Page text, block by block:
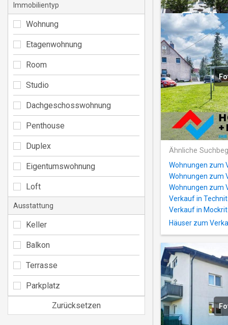
Ähnliche
Wohnungen zum
Wohnungen zum
Wohnungen zum
Verkauf in
Verkauf in
Häuser zum
Immobilientyp
Wohnung
Etagenwohnung
Room
Studio
Dachgeschosswohnung
Penthouse
Duplex
Eigentumswohnung
Loft
Ausstattung
Keller
Balkon
Terrasse
Parkplatz
Zurücksetzen